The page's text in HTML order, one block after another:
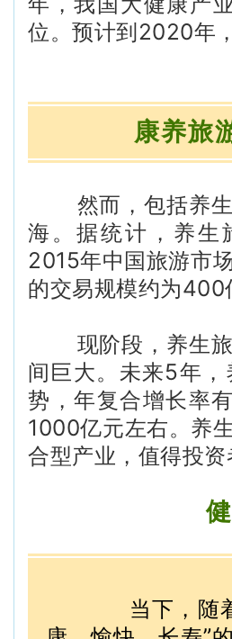
位。预计到2020年
康养旅
然而，包括养生
海。据统计，养生
2015年中国旅游市
的交易规模约为400
现阶段，养生旅
间巨大。未来5年
势，年复合增长率
1000亿元左右。养
合型产业，值得投资
当下，随